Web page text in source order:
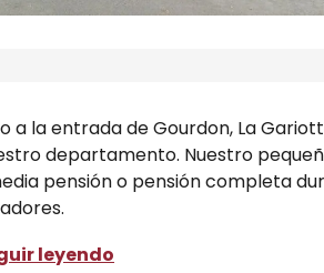
a la entrada de Gourdon, La
departamento. Nuestro
pensión o pensión completa
leyendo